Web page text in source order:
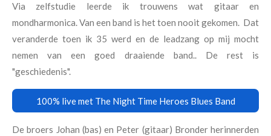
Via zelfstudie leerde ik trouwens wat gitaar en
mondharmonica. Van een band is het toen nooit gekomen. Dat
veranderde toen ik 35 werd en de leadzang op mij mocht
nemen van een goed draaiende band.. De rest is
"geschiedenis".
100% live met The Night Time Heroes Blues Band
De broers Johan (bas) en Peter (gitaar) Bronder herinnerden